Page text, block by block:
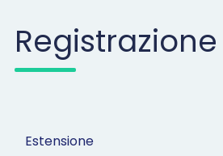
Estensione